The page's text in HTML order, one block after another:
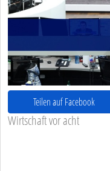
Teilen auf Facebook
Wirtschaft vor acht